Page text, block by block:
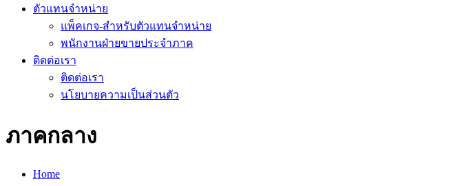
ตัวแทนจำหน่าย
แพ็คเกจ-สำหรับตัวแทนจำหน่าย
พนักงานฝ่ายขายประจำภาค
ติดต่อเรา
ติดต่อเรา
นโยบายความเป็นส่วนตัว
ภาคกลาง
Home